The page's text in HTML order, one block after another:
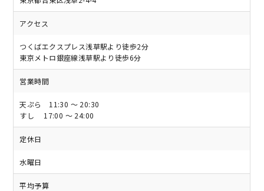
アクセス
つくばエクスプレス浅草駅より徒歩2分
東京メトロ銀座線浅草駅より徒歩6分
営業時間
天ぷら 11:30 ～ 20:30
すし 17:00 ～ 24:00
定休日
水曜日
平均予算